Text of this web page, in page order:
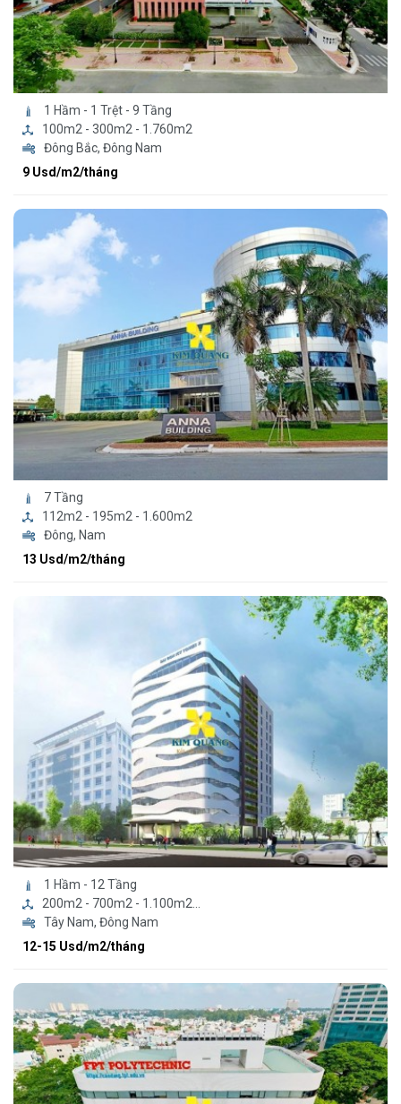
1 Hầm - 1 Trệt - 9 Tầng
100m2 - 300m2 - 1.760m2
Đông Bắc, Đông Nam
9 Usd/m2/tháng
7 Tầng
112m2 - 195m2 - 1.600m2
Đông, Nam
13 Usd/m2/tháng
1 Hầm - 12 Tầng
200m2 - 700m2 - 1.100m2...
Tây Nam, Đông Nam
12-15 Usd/m2/tháng